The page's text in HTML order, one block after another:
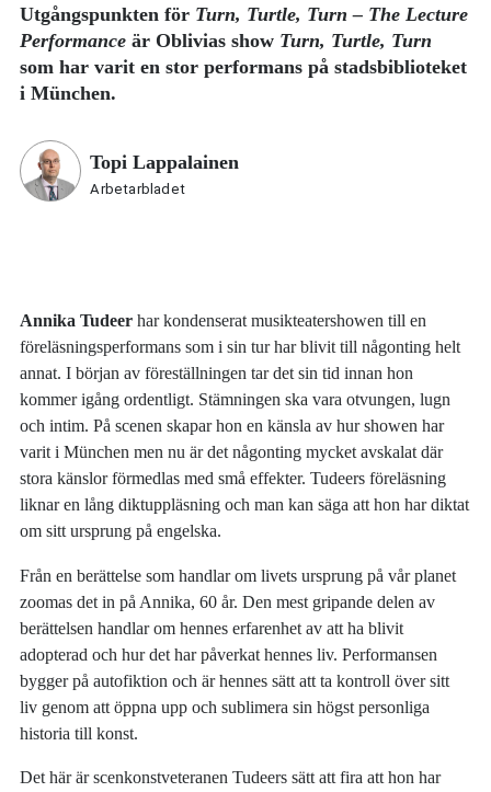
Utgångspunkten för Turn, Turtle, Turn – The Lecture
Performance är Oblivias show Turn, Turtle, Turn
som har varit en stor performans på stadsbiblioteket
i München.
Topi Lappalainen
Arbetarbladet
Annika Tudeer har kondenserat musikteatershowen till en
föreläsningsperformans som i sin tur har blivit till någonting helt
annat. I början av föreställningen tar det sin tid innan hon
kommer igång ordentligt. Stämningen ska vara otvungen, lugn
och intim. På scenen skapar hon en känsla av hur showen har
varit i München men nu är det någonting mycket avskalat där
stora känslor förmedlas med små effekter. Tudeers föreläsning
liknar en lång diktuppläsning och man kan säga att hon har diktat
om sitt ursprung på engelska.
Från en berättelse som handlar om livets ursprung på vår planet
zoomas det in på Annika, 60 år. Den mest gripande delen av
berättelsen handlar om hennes erfarenhet av att ha blivit
adopterad och hur det har påverkat hennes liv. Performansen
bygger på autofiktion och är hennes sätt att ta kontroll över sitt
liv genom att öppna upp och sublimera sin högst personliga
historia till konst.
Det här är scenkonstveteranen Tudeers sätt att fira att hon har